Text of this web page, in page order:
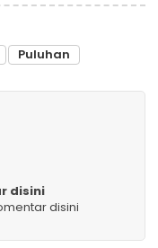
Puluhan
disini
disini